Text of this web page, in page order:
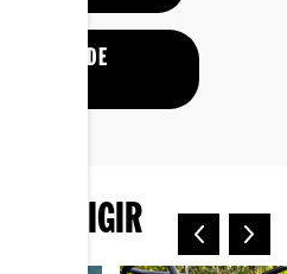
A LINHA DE
DIRIGIR